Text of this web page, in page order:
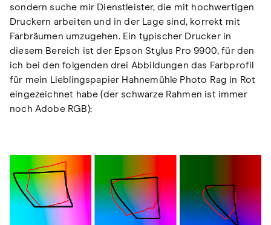
sondern suche mir Dienstleister, die mit hochwertigen
Druckern arbeiten und in der Lage sind, korrekt mit
Farbräumen umzugehen. Ein typischer Drucker in
diesem Bereich ist der Epson Stylus Pro 9900, für den
ich bei den folgenden drei Abbildungen das Farbprofil
für mein Lieblingspapier Hahnemühle Photo Rag in Rot
eingezeichnet habe (der schwarze Rahmen ist immer
noch Adobe RGB):